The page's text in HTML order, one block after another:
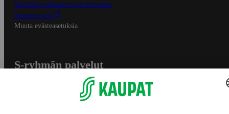
Mobiilisovelluksen saavutettavuus
Mainostajalle
Muuta evästeasetuksia
S-ryhmän palvelut